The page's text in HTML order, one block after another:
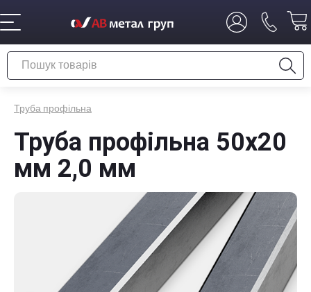
Труба профільна
Труба профільна 50х20
мм 2,0 мм